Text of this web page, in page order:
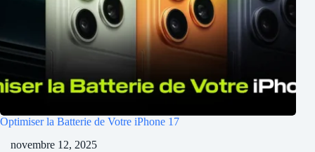
Optimiser la Batterie de Votre iPhone 17
novembre 12, 2025